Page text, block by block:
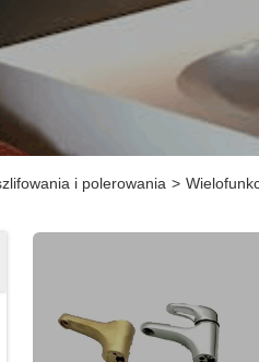
i polerowania >